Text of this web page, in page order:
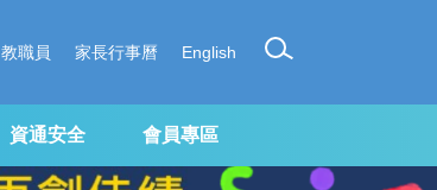
資通安全 會員專區
教職員 家長行事曆 English